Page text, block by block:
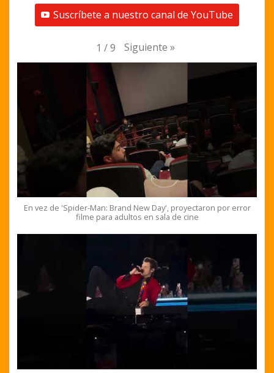
Suscríbete a nuestro canal de YouTube
1 / 9 Siguiente »
En vez de 'Spider-Man: Brand New Day', proyectaron por error
filme para adultos en sala de cine